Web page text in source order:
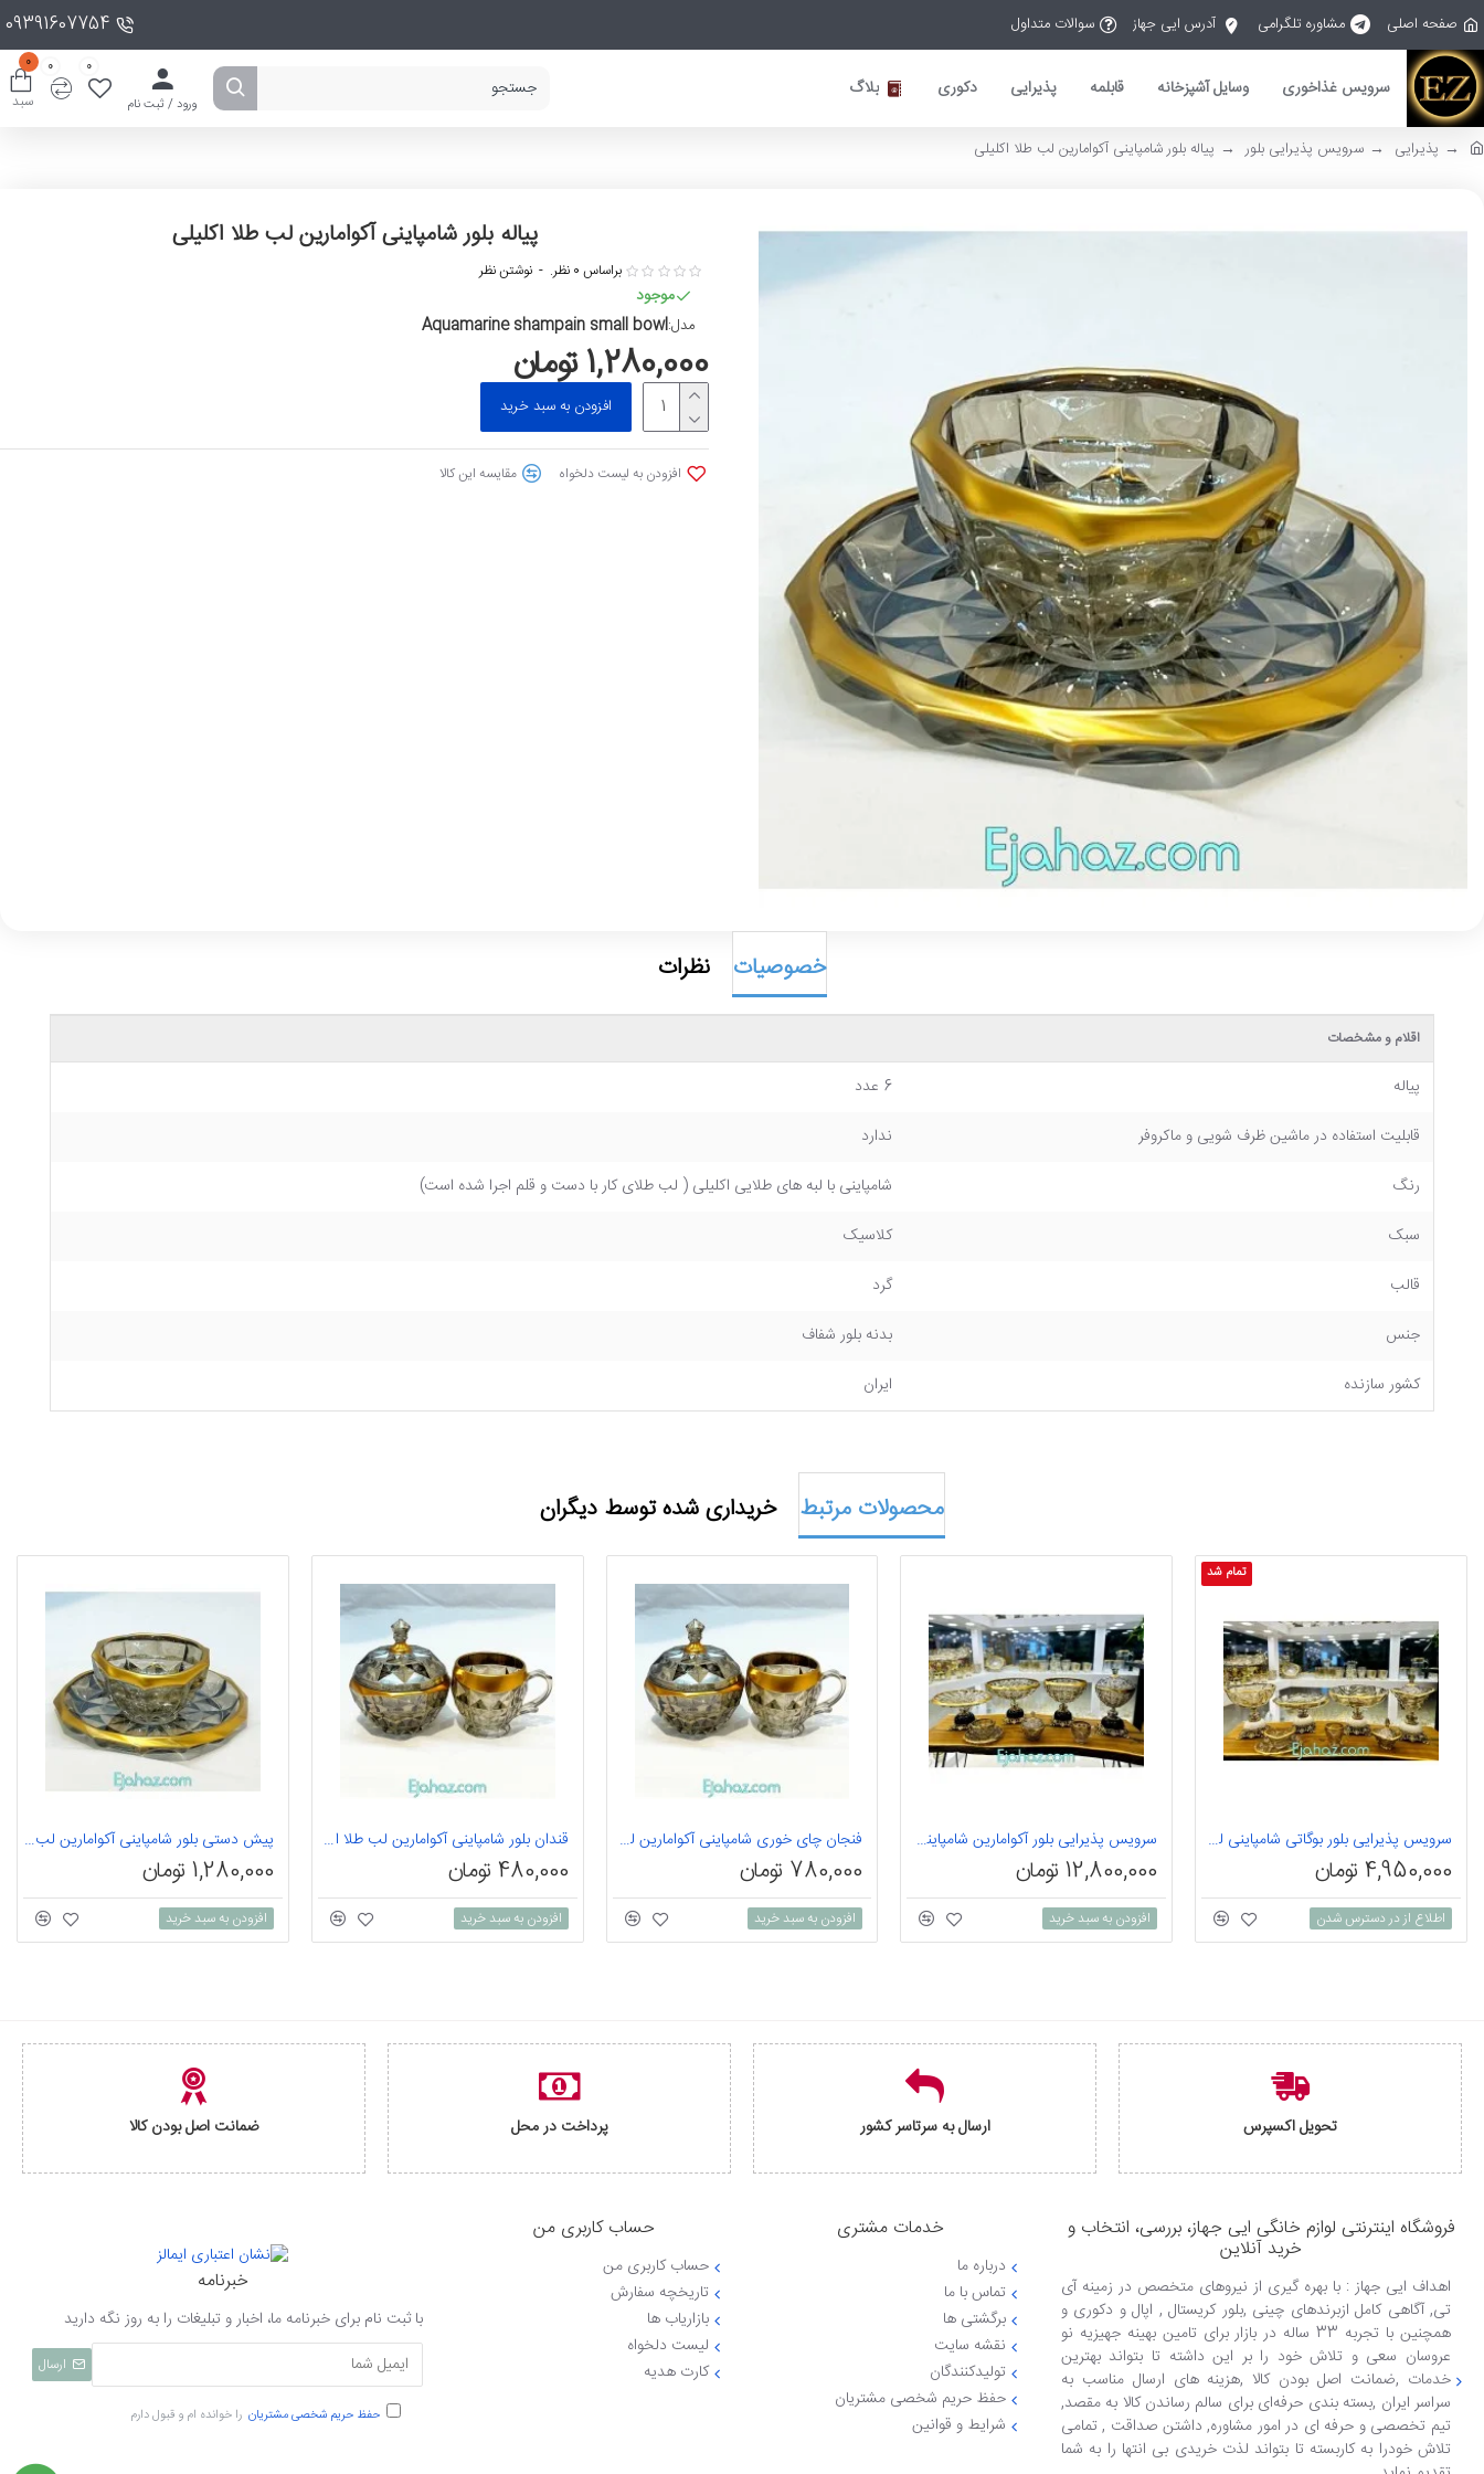
صفحه اصلی مشاوره تلگرامی آدرس ایی جهاز سوالات متداول 09391607754
سرویس غذاخوری وسایل آشپزخانه قابلمه پذیرایی دکوری بلاگ
ورود / ثبت نام
0
0
سبد
0
پذیرایی سرویس پذیرایی بلور پیاله بلور شامپاینی آکوامارین لب طلا اکلیلی
پیاله بلور شامپاینی آکوامارین لب طلا اکلیلی
موجود
مدل:Aquamarine shampain small bowl
براساس 0 نظر. - نوشتن نظر
1,280,000 تومان
افزودن به سبد خرید
افزودن به لیست دلخواه مقایسه این کالا
خصوصیات نظرات
اقلام و مشخصات
پیاله
6 عدد
قابلیت استفاده در ماشین ظرف شویی و ماکروفر
ندارد
رنگ
شامپاینی با لبه های طلایی اکلیلی ( لب طلای کار با دست و قلم اجرا شده است)
سبک
کلاسیک
قالب
گرد
جنس
بدنه بلور شفاف
کشور سازنده
ایران
محصولات مرتبط خریداری شده توسط دیگران
تمام شد
سرویس پذیرایی بلور بوگاتی شامپاینی لب طلا اکلیل 6 نفره
4,950,000 تومان
اطلاع از در دسترس شدن
سرویس پذیرایی بلور آکوامارین شامپاینی لب طلا اکلیل 6 نفره
12,800,000 تومان
افزودن به سبد خرید
فنجان چای خوری شامپاینی آکوامارین لب طلا اکلیلی
780,000 تومان
افزودن به سبد خرید
قندان بلور شامپاینی آکوامارین لب طلا اکلیلی
480,000 تومان
افزودن به سبد خرید
پیش دستی بلور شامپاینی آکوامارین لب طلا اکلیلی
1,280,000 تومان
افزودن به سبد خرید
تحویل اکسپرس ارسال به سرتاسر کشور پرداخت در محل ضمانت اصل بودن کالا
فروشگاه اینترنتی لوازم خانگی ایی جهاز، بررسی، انتخاب و
خرید آنلاین
اهداف ایی جهاز : با بهره گیری از نیروهای متخصص در زمینه آی
تی, آگاهی کامل ازبرندهای چینی ,بلور کریستال , اپال و دکوری و
همچنین با تجربه 33 ساله در بازار برای تامین بهینه جهیزیه نو
عروسان سعی و تلاش خود را بر این داشته تا بتواند بهترین
خدمات ,ضمانت اصل بودن کالا ,هزینه های ارسال مناسب به
سراسر ایران ,بسته بندی حرفه‌ای برای سالم رساندن کالا به مقصد,
تیم تخصصی و حرفه ای در امور مشاوره, داشتن صداقت , تمامی
تلاش خودرا به کاربسته تا بتواند لذت خریدی بی انتها را به شما
خدمات مشتری
درباره ما
تماس با ما
برگشتی ها
نقشه سایت
تولیدکنندگان
حفظ حریم شخصی مشتریان
شرایط و قوانین
حساب کاربری من
حساب کاربری من
تاریخچه سفارش
بازاریاب ها
لیست دلخواه
کارت هدیه
خبرنامه
با ثبت نام برای خبرنامه ما، اخبار و تبلیغات را به روز نگه دارید
ارسال
حفظ حریم شخصی مشتریان را خوانده ام و قبول دارم